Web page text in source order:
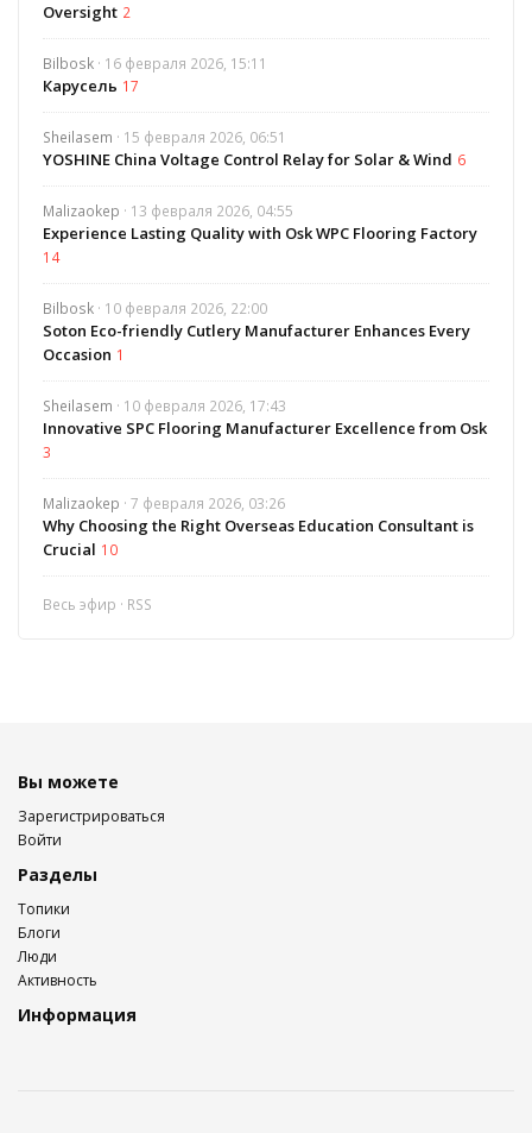
Oversight 2
Bilbosk · 16 февраля 2026, 15:11
Карусель 17
Sheilasem · 15 февраля 2026, 06:51
YOSHINE China Voltage Control Relay for Solar & Wind 6
Malizaokep · 13 февраля 2026, 04:55
Experience Lasting Quality with Osk WPC Flooring Factory
14
Bilbosk · 10 февраля 2026, 22:00
Soton Eco-friendly Cutlery Manufacturer Enhances Every
Occasion 1
Sheilasem · 10 февраля 2026, 17:43
Innovative SPC Flooring Manufacturer Excellence from Osk
3
Malizaokep · 7 февраля 2026, 03:26
Why Choosing the Right Overseas Education Consultant is
Crucial 10
Весь эфир · RSS
Вы можете
Зарегистрироваться
Войти
Разделы
Топики
Блоги
Люди
Активность
Информация